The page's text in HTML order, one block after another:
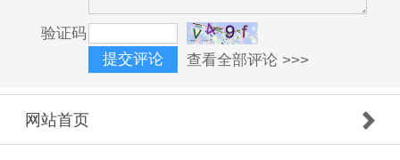
验证码
查看全部评论 >>>
网站首页